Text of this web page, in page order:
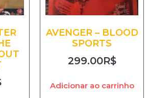
AVENGER – BLOOD
SPORTS
299.00R$
Adicionar ao carrinho